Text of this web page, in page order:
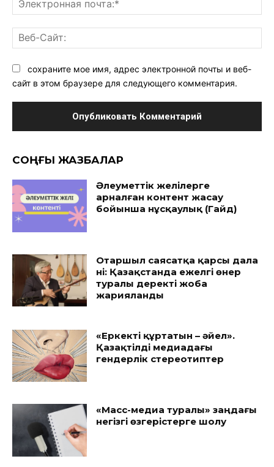
сохраните мое имя, адрес электронной почты и веб-
сайт в этом браузере для следующего комментария.
CОҢҒЫ ЖАЗБАЛАР
Әлеуметтік желілерге
арналған контент жасау
бойынша нұсқаулық (Гайд)
Отаршыл саясатқа қарсы дала
үні: Қазақстанда ежелгі өнер
туралы деректі жоба
жарияланды
«Еркекті құртатын – әйел».
Қазақтілді медиадағы
гендерлік стереотиптер
«Масс-медиа туралы» заңдағы
негізгі өзгерістерге шолу